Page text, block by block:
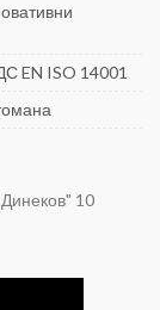
EN ISO 14001
10